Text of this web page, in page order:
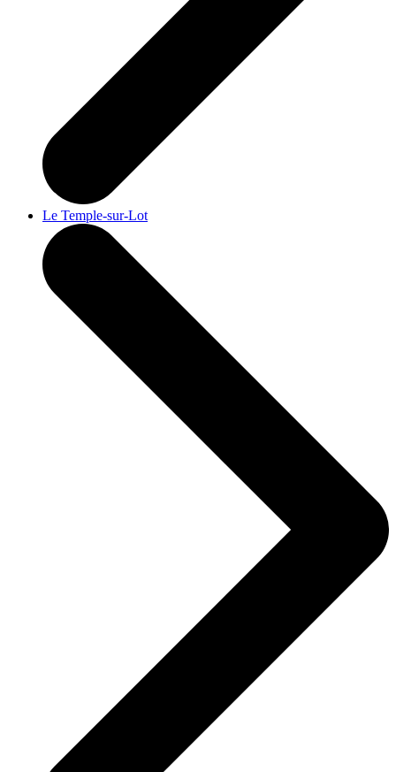
Le Temple-sur-Lot